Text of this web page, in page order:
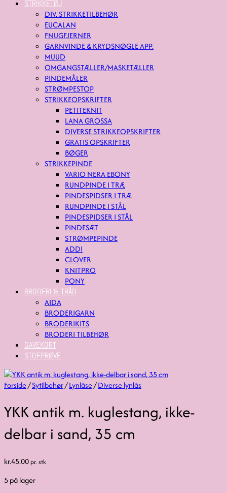
STRIKKETØJ
DIV. STRIKKETILBEHØR
EUCALAN
FNUGFJERNER
GARNVINDE & KRYDSNØGLE APP.
MUUD
OMGANGSTÆLLER/MASKETÆLLER
PINDEMÅLER
STRØMPESTOP
STRIKKEOPSKRIFTER
PETITEKNIT
LANA GROSSA
DIVERSE STRIKKEOPSKRIFTER
GRATIS OPSKRIFTER
BØGER
STRIKKEPINDE
VARIO NERA EBONY
RUNDPINDE I TRÆ
PINDESPIDSER I TRÆ
RUNDPINDE I STÅL
PINDESPIDSER I STÅL
PINDESÆT
STRØMPEPINDE
ADDI
CLOVER
KNITPRO
PONY
BRODERI & TRÅD
AIDA
BRODERIGARN
BRODERIKITS
BRODERI TILBEHØR
GAVEKORT
STOFPRØVE
Forside/Sytilbehør/Lynlåse/Diverse lynlås
YKK antik m. kuglestang, ikke-
delbar i sand, 35 cm
kr.45.00pr. stk
5 på lager